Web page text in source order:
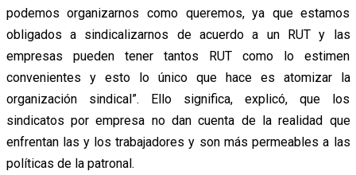
podemos organizarnos como queremos, ya que estamos
obligados a sindicalizarnos de acuerdo a un RUT y las
empresas pueden tener tantos RUT como lo estimen
convenientes y esto lo único que hace es atomizar la
organización sindical”. Ello significa, explicó, que los
sindicatos por empresa no dan cuenta de la realidad que
enfrentan las y los trabajadores y son más permeables a las
políticas de la patronal.